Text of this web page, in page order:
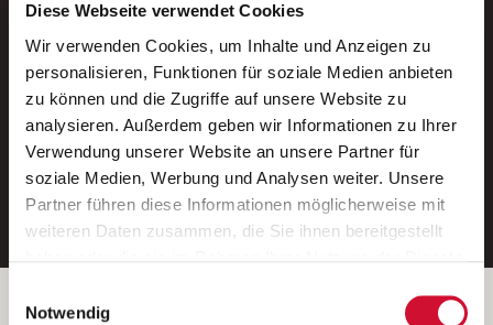
Diese Webseite verwendet Cookies
Wir verwenden Cookies, um Inhalte und Anzeigen zu
personalisieren, Funktionen für soziale Medien anbieten
zu können und die Zugriffe auf unsere Website zu
analysieren. Außerdem geben wir Informationen zu Ihrer
Verwendung unserer Website an unsere Partner für
soziale Medien, Werbung und Analysen weiter. Unsere
Partner führen diese Informationen möglicherweise mit
weiteren Daten zusammen, die Sie ihnen bereitgestellt
Wenn Sie auf „Cookies zulassen“ klicken, so stimmen
Notwendig
Neue Stellen per E-Mail.
Ein kostenloser Service von AWO
Jobs.
E-Mail-Adresse eintragen
Betreiber der Webseite